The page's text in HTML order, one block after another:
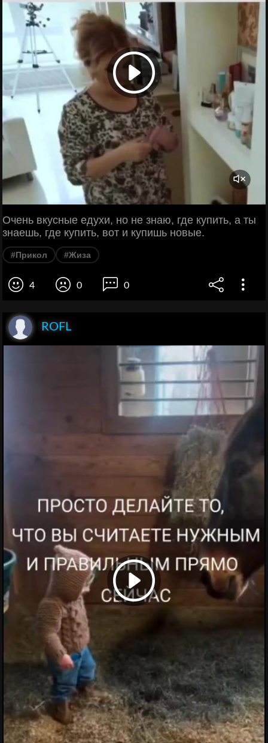
Очень вкусные едухи, но не знаю, где купить, а ты
знаешь, где купить, вот и купишь новые.
#Прикол #Жиза
4 0 0
ROFL